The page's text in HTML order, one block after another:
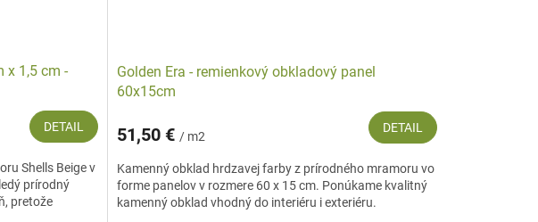
x 1,5 cm -
DETAIL
Shells Beige v
prírodný
pretože
Golden Era - remienkový obkladový panel
60x15cm
51,50 € / m2
DETAIL
Kamenný obklad hrdzavej farby z prírodného mramoru vo
forme panelov v rozmere 60 x 15 cm. Ponúkame kvalitný
kamenný obklad vhodný do interiéru i exteriéru.